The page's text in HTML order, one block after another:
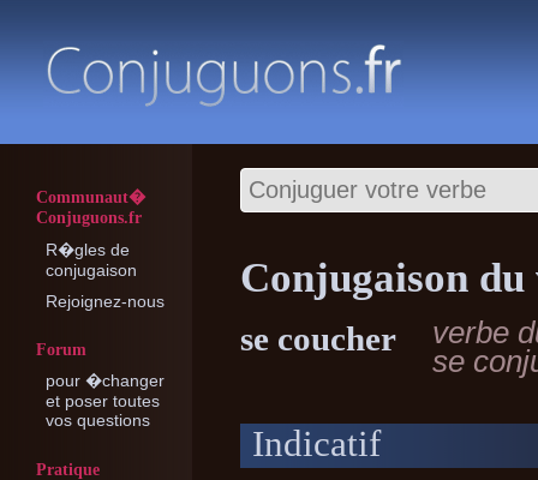
Communaut�
Conjuguons.fr
R�gles de
conjugaison
Rejoignez-nous
Forum
pour �changer
et poser toutes
vos questions
Pratique
Conjugaison du
se coucher
verbe
se
Indicatif